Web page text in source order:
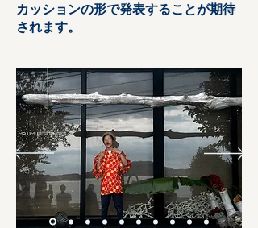
カッションの形で発表することが期待
されます。